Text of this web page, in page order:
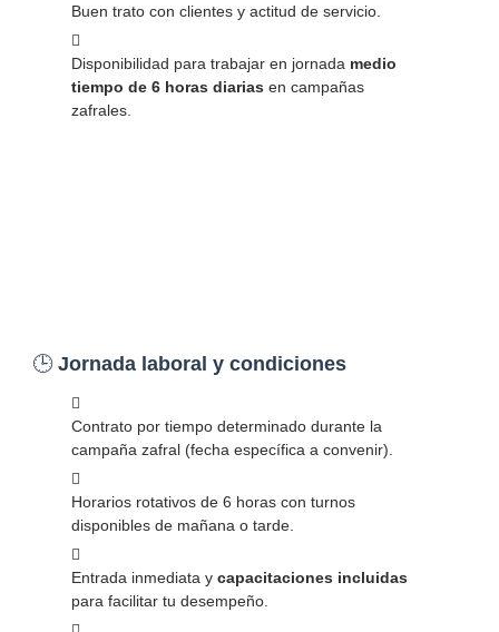
Buen trato con clientes y actitud de servicio.
Disponibilidad para trabajar en jornada medio
tiempo de 6 horas diarias en campañas
zafrales.
🕒 Jornada laboral y condiciones
Contrato por tiempo determinado durante la
campaña zafral (fecha específica a convenir).
Horarios rotativos de 6 horas con turnos
disponibles de mañana o tarde.
Entrada inmediata y capacitaciones incluidas
para facilitar tu desempeño.